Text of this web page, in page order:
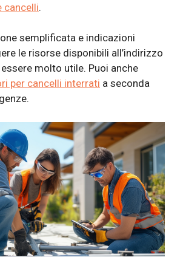
cancelli.
semplificata e indicazioni
le risorse disponibili all’indirizzo
molto utile. Puoi anche
per cancelli interrati a seconda